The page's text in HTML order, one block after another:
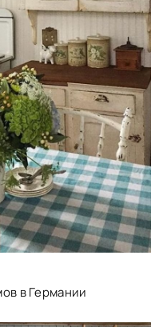
в Германии